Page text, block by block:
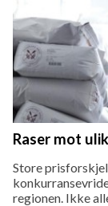
Raser mot
Store
regionen. Ikke